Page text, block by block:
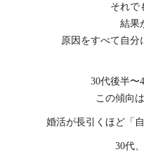
それで
結果
原因をすべて自分
30代後半〜
この傾向
婚活が長引くほど「
30代